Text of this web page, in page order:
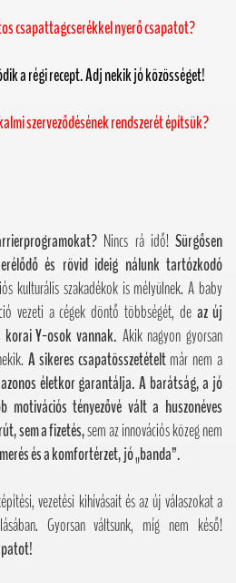
csapattagcserékkel nyerő csapatot?
a régi recept. Adj nekik jó közösséget!
szerveződésének rendszerét építsük?
Nincs rá idő! Sürgősen
és rövid ideig nálunk tartózkodó
kulturális szakadékok is mélyülnek. A baby
vezeti a cégek döntő többségét, deaz új
Y-osok vannak. Akik nagyon gyorsan
A sikeres csapatösszetételtmár nem a
életkor garantálja. A barátság, a jó
motivációs tényezővé vált a huszonéves
sem a fizetés,sem az innovációs közeg nem
és a komfortérzet, jó „banda”.
vezetési kihívásait és az új válaszokat a
Gyorsan váltsunk, míg nem késő!